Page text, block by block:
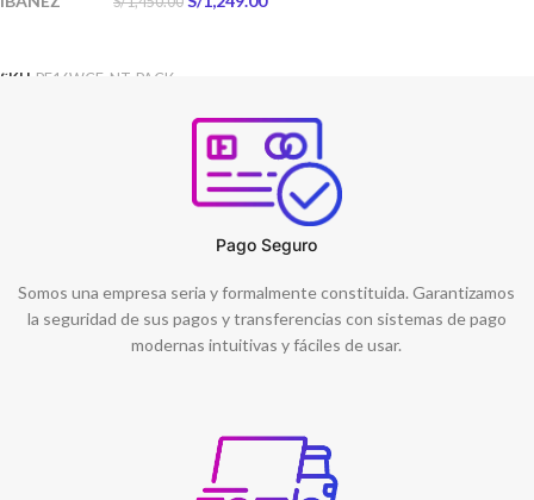
SKU: PF16WCE-NT-PACK
Pago Seguro
Somos una empresa seria y formalmente constituida. Garantizamos
la seguridad de sus pagos y transferencias con sistemas de pago
modernas intuitivas y fáciles de usar.